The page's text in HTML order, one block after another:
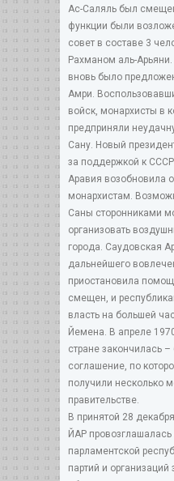
Ас-Саляль был
функции были
совет в составе 3
Рахманом аль-
вновь было
Амри.
войск, монархисты в
предприняли
Сану. Новый
за поддержкой к
Аравия возобновила
монархистам.
Саны сторонниками
организовать
города. Саудовская
дальнейшего
приостановила
смещен, и
власть на большей
Йемена. В апреле
стране закончилась
соглашение, по
получили несколько
правительстве.
В принятой 28
ЙАР провозглашалась
парламентской
партий и